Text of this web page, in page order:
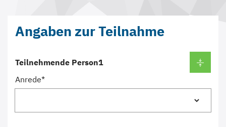
Angaben zur Teilnahme
Teilnehmende Person
Anrede*